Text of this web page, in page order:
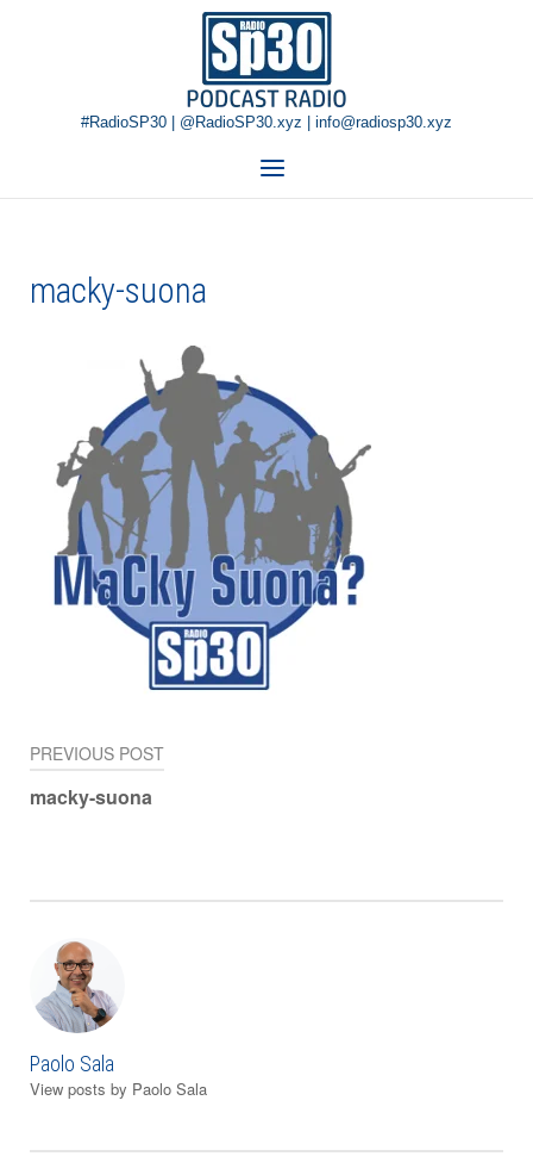
Home
#RadioSP30 | @RadioSP30.xyz | info@radiosp30.xyz
Menu
macky-suona
Navigazione
articoli
PREVIOUS POST
macky-suona
Paolo Sala
View posts by Paolo Sala